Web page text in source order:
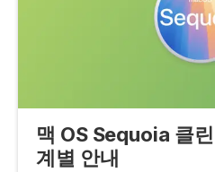
맥 OS Sequoia 클
계별 안내